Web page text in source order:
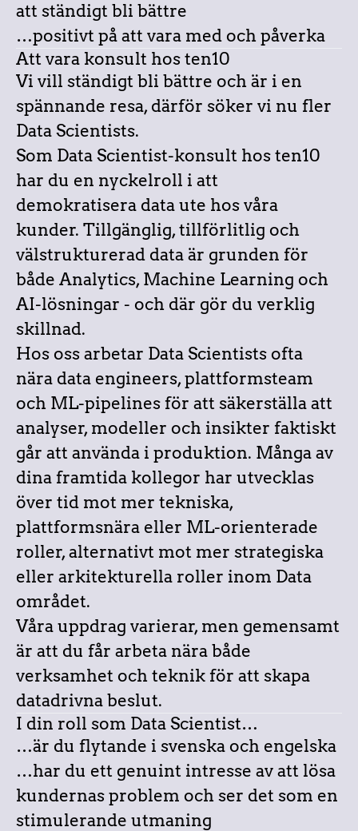
att ständigt bli bättre
…positivt på att vara med och påverka
Att vara konsult hos ten10
Vi vill ständigt bli bättre och är i en
spännande resa, därför söker vi nu fler
Data Scientists.
Som Data Scientist-konsult hos ten10
har du en nyckelroll i att
demokratisera data ute hos våra
kunder. Tillgänglig, tillförlitlig och
välstrukturerad data är grunden för
både Analytics, Machine Learning och
AI-lösningar - och där gör du verklig
skillnad.
Hos oss arbetar Data Scientists ofta
nära data engineers, plattformsteam
och ML-pipelines för att säkerställa att
analyser, modeller och insikter faktiskt
går att använda i produktion. Många av
dina framtida kollegor har utvecklas
över tid mot mer tekniska,
plattformsnära eller ML-orienterade
roller, alternativt mot mer strategiska
eller arkitekturella roller inom Data
området.
Våra uppdrag varierar, men gemensamt
är att du får arbeta nära både
verksamhet och teknik för att skapa
datadrivna beslut.
I din roll som Data Scientist…
…är du flytande i svenska och engelska
…har du ett genuint intresse av att lösa
kundernas problem och ser det som en
stimulerande utmaning